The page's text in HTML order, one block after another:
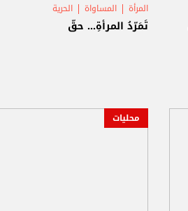
المرأة المساواة الحرية
تَمَرّدُ المرأةِ... حقّ
محليات